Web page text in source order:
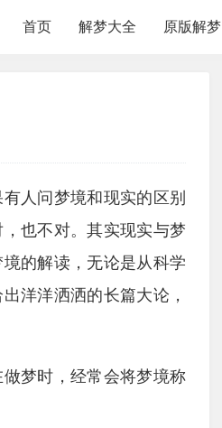
首页 解梦大全 原版解梦
人问梦境和现实的区别
也不对。其实现实与梦
的解读，无论是从科学
洋洋洒洒的长篇大论，
梦时，经常会将梦境称